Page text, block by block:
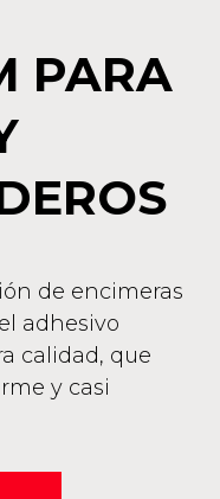
PARA
de encimeras
adhesivo
calidad, que
y casi